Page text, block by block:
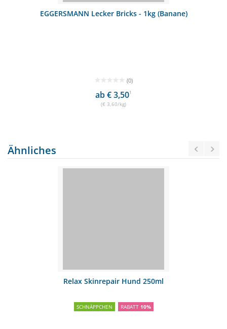
EGGERSMANN Lecker Bricks - 1kg (Banane)
(0)
ab € 3,501
(€ 3,60/kg)
Ähnliches
Relax Skinrepair Hund 250ml
SCHNÄPPCHEN RABATT 10%